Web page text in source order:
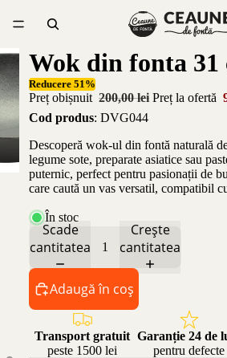
Wok din fonta 31
Reducere 51%
Preț obișnuit 200,00 lei Preț la ofertă
Cod produs: DVG044
Descoperă wok-ul din fontă naturală
legume sote, preparate asiatice sau
puternic, perfect pentru pasionații de
care caută un vas versatil, compatibil
În stoc
Scade
cantitatea
Crește
cantitatea
Adaugă în coș
Transport gratuit
peste 1500 lei
Garanție 24 de
pentru defecte